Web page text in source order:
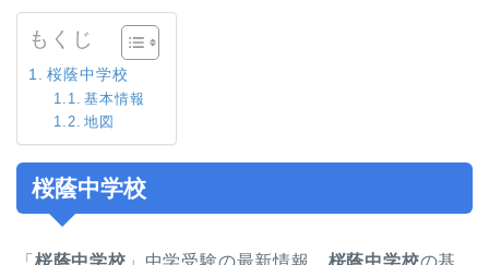
もくじ
桜蔭中学校
基本情報
地図
桜蔭中学校
「 桜蔭中学校 」中学受験の最新情報。 桜蔭中学校の基